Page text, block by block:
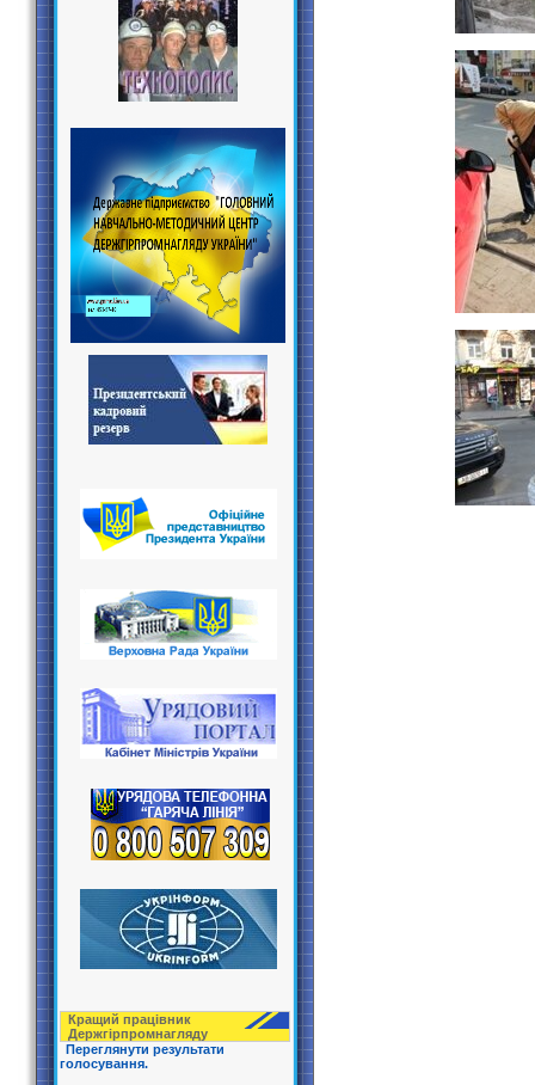
Кращий працівник
Держгірпрoмнагляду
Переглянути результати
голосування.